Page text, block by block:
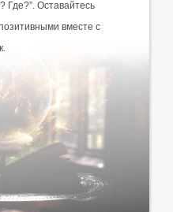
Где?”. Оставайтесь
вместе с